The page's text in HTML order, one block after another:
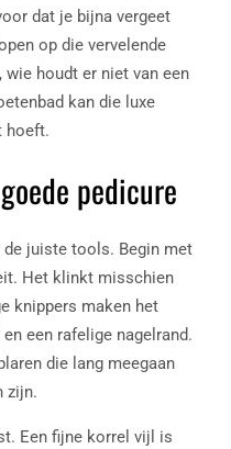
dat je bijna vergeet
op die vervelende
houdt er niet van een
kan die luxe
hoeft.
pedicure
de juiste tools. Begin met
Het klinkt misschien
knippers maken het
een rafelige nagelrand.
die lang meegaan
zijn.
Een fijne korrel vijl is